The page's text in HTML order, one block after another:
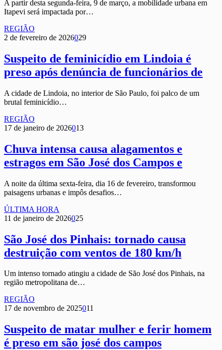
A partir desta segunda-feira, 9 de março, a mobilidade urbana em
Itapevi será impactada por…
REGIÃO
2 de fevereiro de 2026029
Suspeito de feminicídio em Lindoia é
preso após denúncia de funcionários de
A cidade de Lindoia, no interior de São Paulo, foi palco de um
brutal feminicídio…
REGIÃO
17 de janeiro de 2026013
Chuva intensa causa alagamentos e
estragos em São José dos Campos e
A noite da última sexta-feira, dia 16 de fevereiro, transformou
paisagens urbanas e impôs desafios…
ÚLTIMA HORA
11 de janeiro de 2026025
São José dos Pinhais: tornado causa
destruição com ventos de 180 km/h
Um intenso tornado atingiu a cidade de São José dos Pinhais, na
região metropolitana de…
REGIÃO
17 de novembro de 2025011
Suspeito de matar mulher e ferir homem
é preso em são josé dos campos